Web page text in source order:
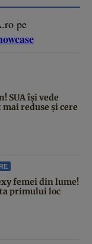
pe
SUA își vede
reduse și cere
femei din lume!
primului loc